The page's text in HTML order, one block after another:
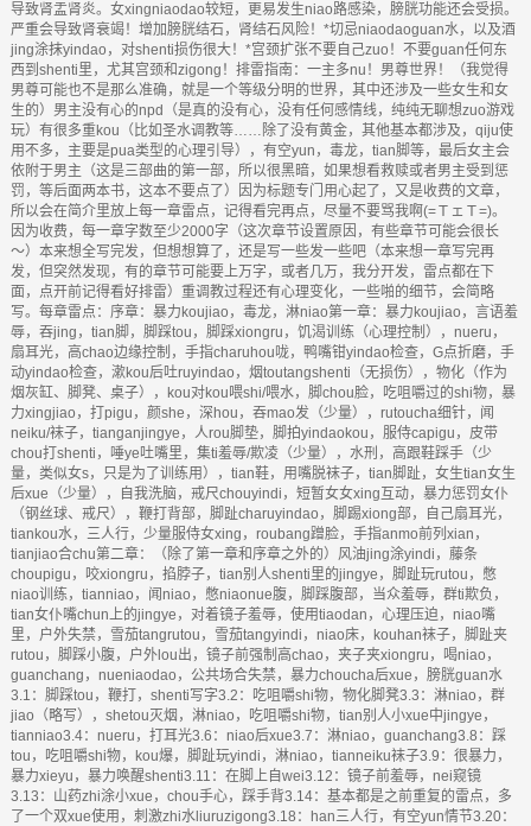
导致肾盂肾炎。女xingniaodao较短，更易发生niao路感染，膀胱功能还会受损。
严重会导致肾衰竭！增加膀胱结石，肾结石风险！*切忌niaodaoguan水，以及酒
jing涂抹yindao，对shenti损伤很大！*宫颈扩张不要自己zuo！不要guan任何东
西到shenti里，尤其宫颈和zigong！排雷指南：一主多nu！男尊世界！（我觉得
男尊可能也不是那么准确，就是一个等级分明的世界，其中还涉及一些女生和女
生的）男主没有心的npd（是真的没有心，没有任何感情线，纯纯无聊想zuo游戏
玩）有很多重kou（比如圣水调教等……除了没有黄金，其他基本都涉及，qiju使
用不多，主要是pua类型的心理引导），有空yun，毒龙，tian脚等，最后女主会
依附于男主（这是三部曲的第一部，所以很黑暗，如果想看救赎或者男主受到惩
罚，等后面两本书，这本不要点了）因为标题专门用心起了，又是收费的文章，
所以会在简介里放上每一章雷点，记得看完再点，尽量不要骂我啊(=ＴェＴ=)。
因为收费，每一章字数至少2000字（这次章节设置原因，有些章节可能会很长
～）本来想全写完发，但想想算了，还是写一些发一些吧（本来想一章写完再
发，但突然发现，有的章节可能要上万字，或者几万，我分开发，雷点都在下
面，点开前记得看好排雷）重调教过程还有心理变化，一些啪的细节，会简略
写。每章雷点：序章：暴力koujiao，毒龙，淋niao第一章：暴力koujiao，言语羞
辱，吞jing，tian脚，脚踩tou，脚踩xiongru，饥渴训练（心理控制），nueru，
扇耳光，高chao边缘控制，手指charuhou咙，鸭嘴钳yindao检查，G点折磨，手
动yindao检查，漱kou后吐ruyindao，烟toutangshenti（无损伤），物化（作为
烟灰缸、脚凳、桌子），kou对kou喂shi/喂水，脚chou脸，吃咀嚼过的shi物，暴
力xingjiao，打pigu，颜she，深hou，吞mao发（少量），rutoucha细针，闻
neiku/袜子，tianganjingye，人rou脚垫，脚拍yindaokou，服侍capigu，皮带
chou打shenti，唾ye吐嘴里，集ti羞辱/欺凌（少量），水刑，高跟鞋踩手（少
量，类似女s，只是为了训练用），tian鞋，用嘴脱袜子，tian脚趾，女生tian女生
后xue（少量），自我洗脑，戒尺chouyindi，短暂女女xing互动，暴力惩罚女仆
（钢丝球、戒尺），鞭打背部，脚趾charuyindao，脚踢xiong部，自己扇耳光，
tiankou水，三人行，少量服侍女xing，roubang蹭脸，手指anmo前列xian，
tianjiao合chu第二章：（除了第一章和序章之外的）风油jing涂yindi，藤条
choupigu，咬xiongru，掐脖子，tian别人shenti里的jingye，脚趾玩rutou，憋
niao训练，tianniao，闻niao，憋niaonue腹，脚踩腹部，当众羞辱，群ti欺负，
tian女仆嘴chun上的jingye，对着镜子羞辱，使用tiaodan，心理压迫，niao嘴
里，户外失禁，雪茄tangrutou，雪茄tangyindi，niao床，kouhan袜子，脚趾夹
rutou，脚踩小腹，户外lou出，镜子前强制高chao，夹子夹xiongru，喝niao，
guanchang，nueniaodao，公共场合失禁，暴力choucha后xue，膀胱guan水
3.1：脚踩tou，鞭打，shenti写字3.2：吃咀嚼shi物，物化脚凳3.3：淋niao，群
jiao（略写），shetou灭烟，淋niao，吃咀嚼shi物，tian别人小xue中jingye，
tianniao3.4：nueru，打耳光3.6：niao后xue3.7：淋niao，guanchang3.8：踩
tou，吃咀嚼shi物，kou爆，脚趾玩yindi，淋niao，tianneiku袜子3.9：很暴力，
暴力xieyu，暴力唤醒shenti3.11：在脚上自wei3.12：镜子前羞辱，nei窥镜
3.13：山药zhi涂小xue，chou手心，踩手背3.14：基本都是之前重复的雷点，多
了一个双xue使用，刺激zhi水liuruzigong3.18：han三人行，有空yun情节3.20：